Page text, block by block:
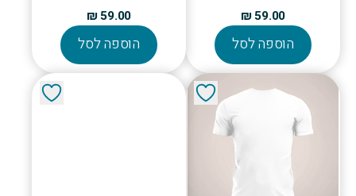
₪59.00
הוספה לסל
₪59.00
הוספה לסל